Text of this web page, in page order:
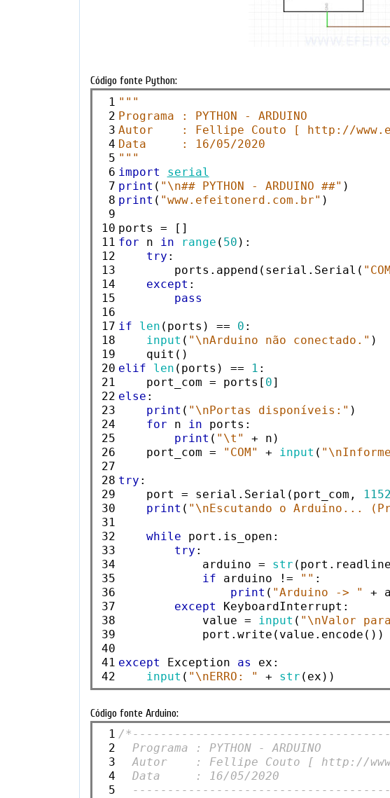
Código fonte Python:
1
2
3
4
5
6
7
8
9
10
11
12
13
14
15
16
17
18
19
20
21
22
23
24
25
26
27
28
29
30
31
32
33
34
35
36
37
38
39
40
41
42
"""
Programa : PYTHON - ARDUINO
Autor    : Fellipe Couto [ http://
Data     : 16/05/2020
"""
import
serial
print ( "\n## PYTHON - ARDUINO ##"
print ( "www.efeitonerd.com.br" )
for n in range ( 50 ):
try :
        ports.append(serial.Serial(
except :
pass
if len (ports) == 0 :
input ( "\nArduino não conectado." )
elif
len (ports) == 1 :
    port_com = ports[
0
else :
print ( "\nPortas disponíveis:" )
for n in ports:
print ( "\t"
+ n)
    port_com =
"COM" + input (
try :
    port = serial.Serial(port_com,
print ( "\nEscutando o Arduino...
while port.is_open:
try :
            arduino =
str
if arduino != "" :
print ( "Arduino -> "
+
except KeyboardInterrupt:
            value =
input ( "\nValor
            port.write(value.encode())
except Exception as ex:
input ( "\nERRO: " + str
Código fonte Arduino:
1
2
3
4
5
/
  Programa : PYTHON - ARDUINO
Autor    : Fellipe Couto [ http://
  Data     : 16/05/2020